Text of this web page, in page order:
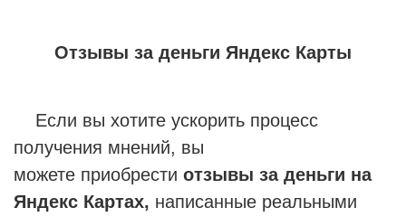
Отзывы за деньги Яндекс Карты
Если вы хотите ускорить процесс
получения мнений, вы
можете приобрести отзывы за деньги на
Яндекс Картах, написанные реальными